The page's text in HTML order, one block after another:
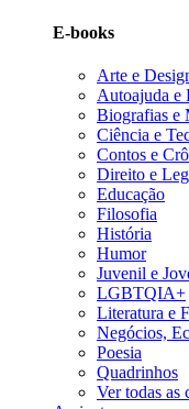
E-books
Arte e
Autoajuda e
Biografias e
Ciência e
Contos e
Direito e
Educação
Filosofia
História
Humor
Juvenil e
LGBTQIA+
Literatura e
Negócios,
Poesia
Quadrinhos
Ver todas as